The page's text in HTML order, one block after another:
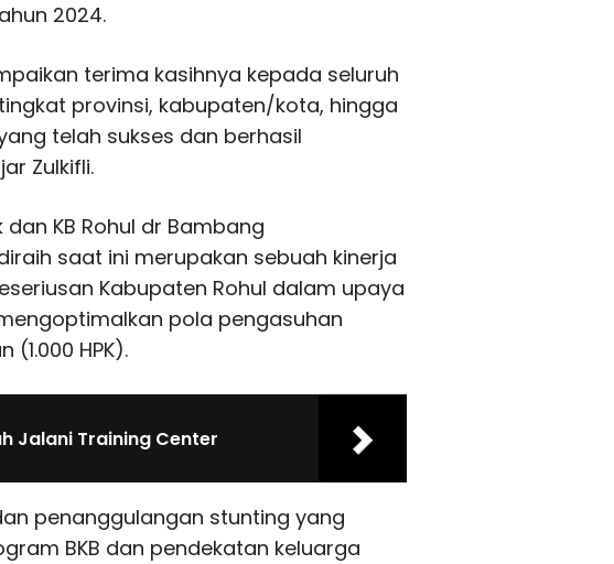
2024.
terima kasihnya kepada seluruh
provinsi, kabupaten/kota, hingga
telah sukses dan berhasil
Zulkifli.
KB Rohul dr Bambang
saat ini merupakan sebuah kinerja
Kabupaten Rohul dalam upaya
pola pengasuhan
HPK).
Jalani Training Center
penanggulangan stunting yang
BKB dan pendekatan keluarga